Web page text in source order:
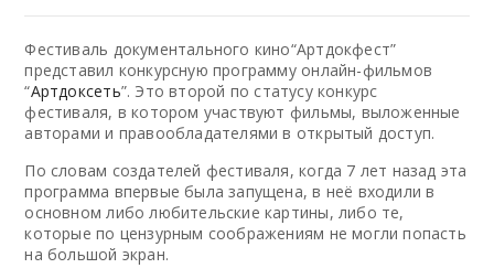
Фестиваль документального кино“Артдокфест”
представил конкурсную программу онлайн-фильмов
“Артдоксеть”. Это второй по статусу конкурс
фестиваля, в котором участвуют фильмы, выложенные
авторами и правообладателями в открытый доступ.
По словам создателей фестиваля, когда 7 лет назад эта
программа впервые была запущена, в неё входили в
основном либо любительские картины, либо те,
которые по цензурным соображениям не могли попасть
на большой экран.